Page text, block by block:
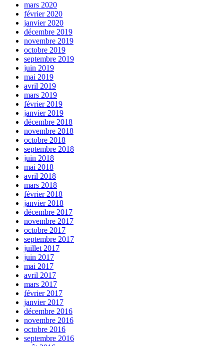
mars 2020
février 2020
janvier 2020
décembre 2019
novembre 2019
octobre 2019
septembre 2019
juin 2019
mai 2019
avril 2019
mars 2019
février 2019
janvier 2019
décembre 2018
novembre 2018
octobre 2018
septembre 2018
juin 2018
mai 2018
avril 2018
mars 2018
février 2018
janvier 2018
décembre 2017
novembre 2017
octobre 2017
septembre 2017
juillet 2017
juin 2017
mai 2017
avril 2017
mars 2017
février 2017
janvier 2017
décembre 2016
novembre 2016
octobre 2016
septembre 2016